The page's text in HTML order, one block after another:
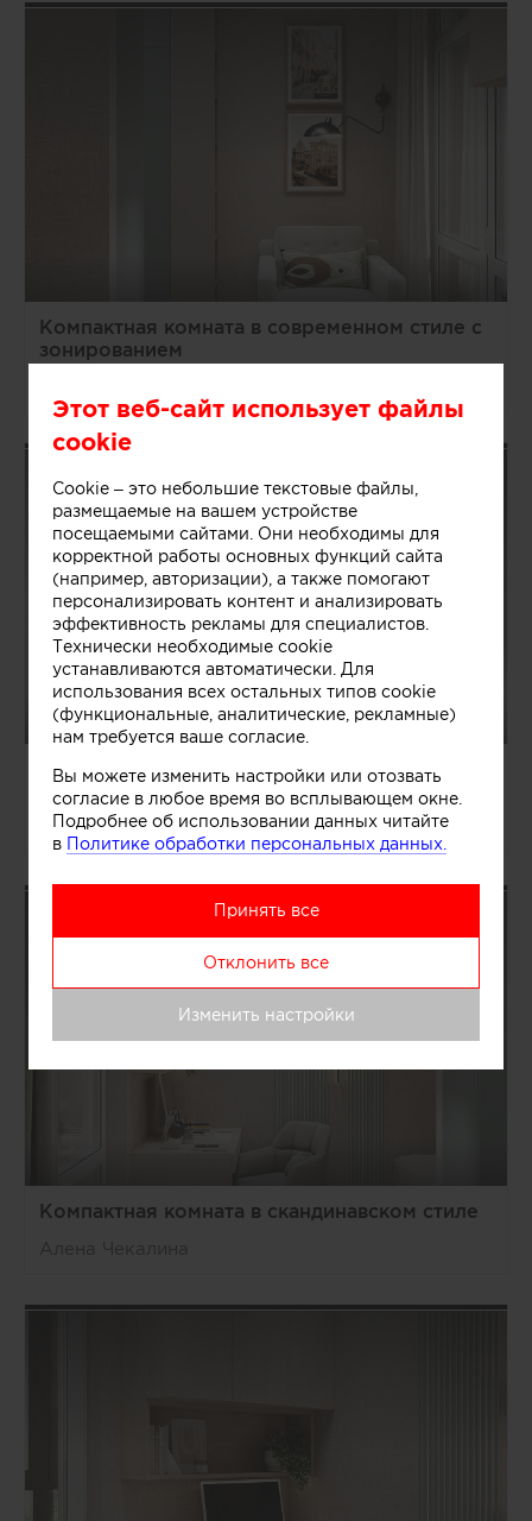
Компактная комната в современном стиле с
зонированием
Компактная спальня в минималистичном
стиле
Алена Чекалина
Компактная комната в скандинавском стиле
Этот веб-сайт использует файлы
cookie
Cookie – это небольшие текстовые файлы,
размещаемые на вашем устройстве
посещаемыми сайтами. Они необходимы для
корректной работы основных функций сайта
(например, авторизации), а также помогают
персонализировать контент и анализировать
эффективность рекламы для специалистов.
Технически необходимые cookie
устанавливаются автоматически. Для
использования всех остальных типов cookie
(функциональные, аналитические, рекламные)
нам требуется ваше согласие.
Вы можете изменить настройки или отозвать
согласие в любое время во всплывающем окне.
Подробнее об использовании данных читайте
в Политике обработки персональных данных.
Принять все
Отклонить все
Изменить настройки